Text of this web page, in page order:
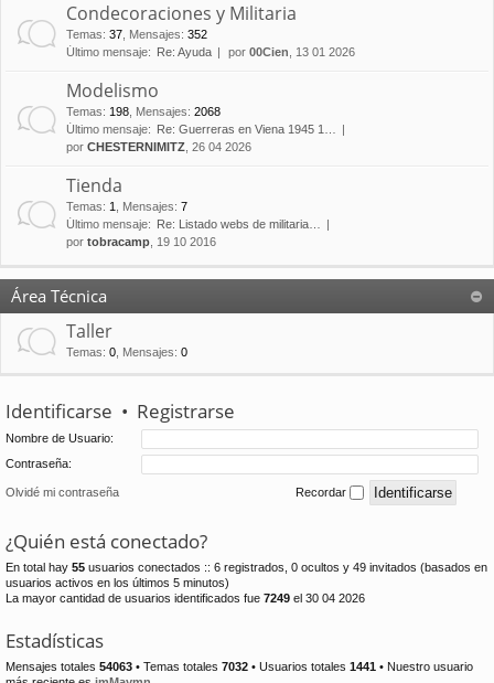
Condecoraciones y Militaria
Temas: 37 Mensajes: 352
Último mensaje:
Re: Ayuda por 00Cien , 13 01 2026
Modelismo
Temas: 198 Mensajes: 2068
Último mensaje:
Re: Guerreras en Viena 1945 1…
por CHESTERNIMITZ , 26 04 2026
Tienda
Temas: 1 Mensajes: 7
Último mensaje:
Re: Listado webs de militaria…
por tobracamp , 19 10 2016
Área Técnica
Taller
Temas: 0 Mensajes: 0
Identificarse • Registrarse
Nombre de Usuario:
Contraseña:
Olvidé mi contraseña Recordar
¿Quién está conectado?
En total hay 55 usuarios conectados :: 6 registrados, 0 ocultos y 49 invitados (basados en
usuarios activos en los últimos 5 minutos)
La mayor cantidad de usuarios identificados fue 7249 el 30 04 2026
Estadísticas
Mensajes totales 54063 • Temas totales 7032 • Usuarios totales 1441 • Nuestro usuario